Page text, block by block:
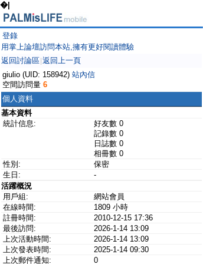
�|
登錄
用掌上論壇訪問本站,擁有更好閱讀體驗
返回討論區 返回上一頁
giulio (UID: 158942) 站內信
空間訪問量 6
個人資料
基本資料
統計信息:
好友數 0
記錄數 0
日誌數 0
相冊數 0
性別:
保密
生日:
-
活躍概況
用戶組:
網站會員
在線時間:
1809 小時
註冊時間:
2010-12-15 17:36
最後訪問:
2026-1-14 13:09
上次活動時間:
2026-1-14 13:09
上次發表時間:
2025-1-14 09:30
上次郵件通知:
0